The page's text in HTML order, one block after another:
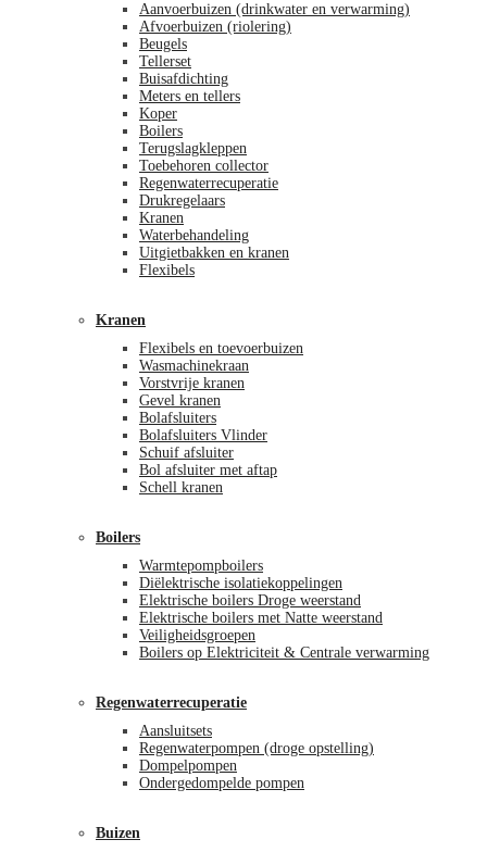
Aanvoerbuizen (drinkwater en verwarming)
Afvoerbuizen (riolering)
Beugels
Tellerset
Buisafdichting
Meters en tellers
Koper
Boilers
Terugslagkleppen
Toebehoren collector
Regenwaterrecuperatie
Drukregelaars
Kranen
Waterbehandeling
Uitgietbakken en kranen
Flexibels
Kranen
Flexibels en toevoerbuizen
Wasmachinekraan
Vorstvrije kranen
Gevel kranen
Bolafsluiters
Bolafsluiters Vlinder
Schuif afsluiter
Bol afsluiter met aftap
Schell kranen
Boilers
Warmtepompboilers
Diëlektrische isolatiekoppelingen
Elektrische boilers Droge weerstand
Elektrische boilers met Natte weerstand
Veiligheidsgroepen
Boilers op Elektriciteit & Centrale verwarming
Regenwaterrecuperatie
Aansluitsets
Regenwaterpompen (droge opstelling)
Dompelpompen
Ondergedompelde pompen
Buizen